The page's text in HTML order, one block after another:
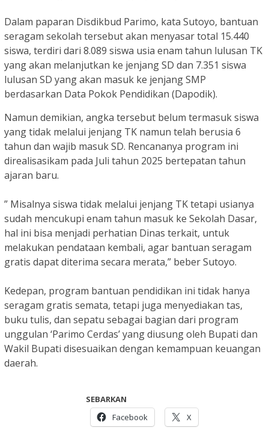
Dalam paparan Disdikbud Parimo, kata Sutoyo, bantuan
seragam sekolah tersebut akan menyasar total 15.440
siswa, terdiri dari 8.089 siswa usia enam tahun lulusan TK
yang akan melanjutkan ke jenjang SD dan 7.351 siswa
lulusan SD yang akan masuk ke jenjang SMP
berdasarkan Data Pokok Pendidikan (Dapodik).
Namun demikian, angka tersebut belum termasuk siswa
yang tidak melalui jenjang TK namun telah berusia 6
tahun dan wajib masuk SD. Rencananya program ini
direalisasikam pada Juli tahun 2025 bertepatan tahun
ajaran baru.
” Misalnya siswa tidak melalui jenjang TK tetapi usianya
sudah mencukupi enam tahun masuk ke Sekolah Dasar,
hal ini bisa menjadi perhatian Dinas terkait, untuk
melakukan pendataan kembali, agar bantuan seragam
gratis dapat diterima secara merata,” beber Sutoyo.
Kedepan, program bantuan pendidikan ini tidak hanya
seragam gratis semata, tetapi juga menyediakan tas,
buku tulis, dan sepatu sebagai bagian dari program
unggulan ‘Parimo Cerdas’ yang diusung oleh Bupati dan
Wakil Bupati disesuaikan dengan kemampuan keuangan
daerah.
SEBARKAN
Facebook
X